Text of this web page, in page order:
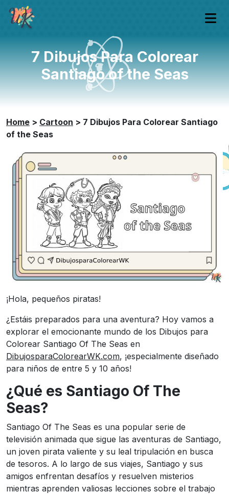
7 Dibujos Para Colorear
Santiago of the Seas
Home > Cartoon > 7 Dibujos Para Colorear Santiago
of the Seas
¡Hola, pequeños piratas!
¿Estáis preparados para una aventura? Hoy vamos a
explorar el emocionante mundo de los Dibujos para
Colorear Santiago Of The Seas en
DibujosparaColorearWK.com, ¡especialmente diseñado
para niños de entre 5 y 10 años!
¿Qué es Santiago Of The
Seas?
Santiago Of The Seas es una popular serie de
televisión animada que sigue las aventuras de Santiago,
un joven pirata valiente y su leal tripulación en busca
de tesoros. A lo largo de sus viajes, Santiago y sus
amigos enfrentan desafíos y resuelven misterios
mientras aprenden valiosas lecciones sobre el trabajo